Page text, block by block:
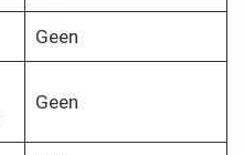
Geen
Geen